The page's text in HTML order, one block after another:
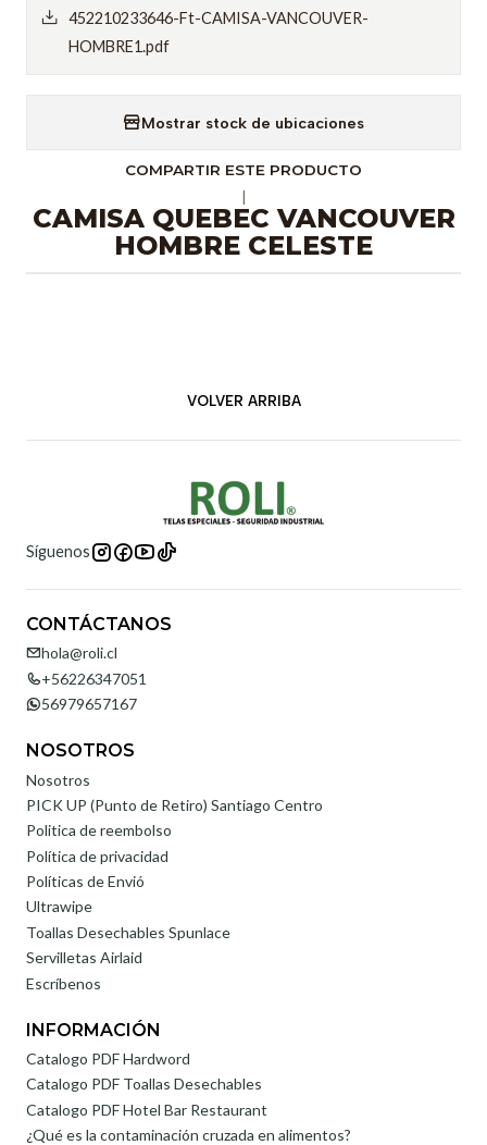
452210233646-Ft-CAMISA-VANCOUVER-
HOMBRE1.pdf
Mostrar stock de ubicaciones
COMPARTIR ESTE PRODUCTO
CAMISA QUEBEC VANCOUVER
HOMBRE CELESTE
VOLVER ARRIBA
Síguenos
CONTÁCTANOS
hola@roli.cl
+56226347051
56979657167
NOSOTROS
Nosotros
PICK UP (Punto de Retiro) Santiago Centro
Politica de reembolso
Política de privacidad
Políticas de Envió
Ultrawipe
Toallas Desechables Spunlace
Servilletas Airlaid
Escríbenos
INFORMACIÓN
Catalogo PDF Hardword
Catalogo PDF Toallas Desechables
Catalogo PDF Hotel Bar Restaurant
¿Qué es la contaminación cruzada en alimentos?